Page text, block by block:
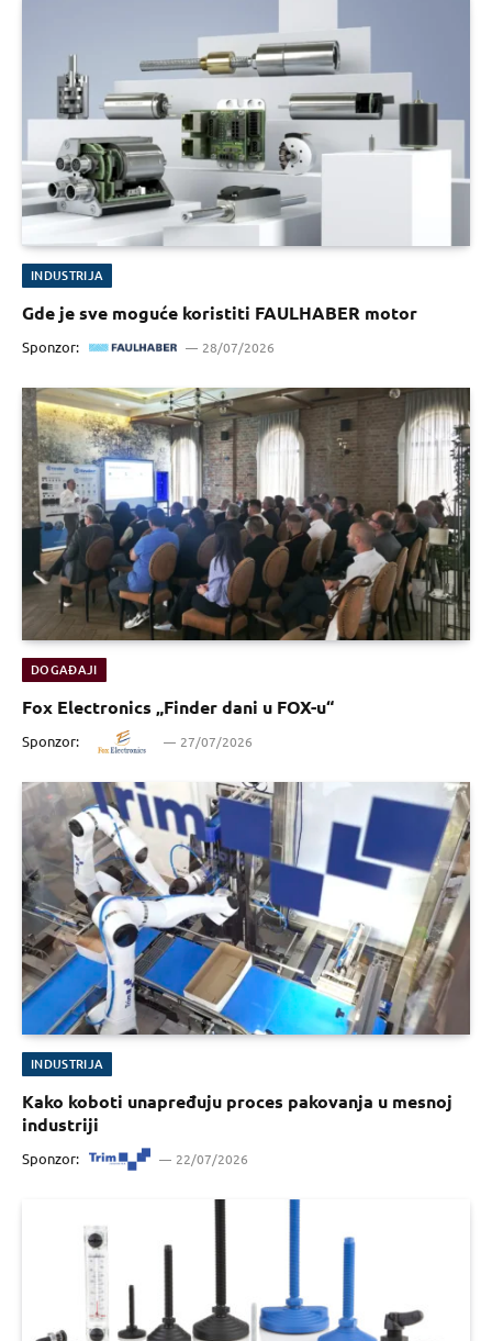
INDUSTRIJA
Gde je sve moguće koristiti FAULHABER motor
Sponzor: 28/07/2026
DOGAĐAJI
Fox Electronics „Finder dani u FOX-u“
Sponzor: 27/07/2026
INDUSTRIJA
Kako koboti unapređuju proces pakovanja u mesnoj
industriji
Sponzor: 22/07/2026